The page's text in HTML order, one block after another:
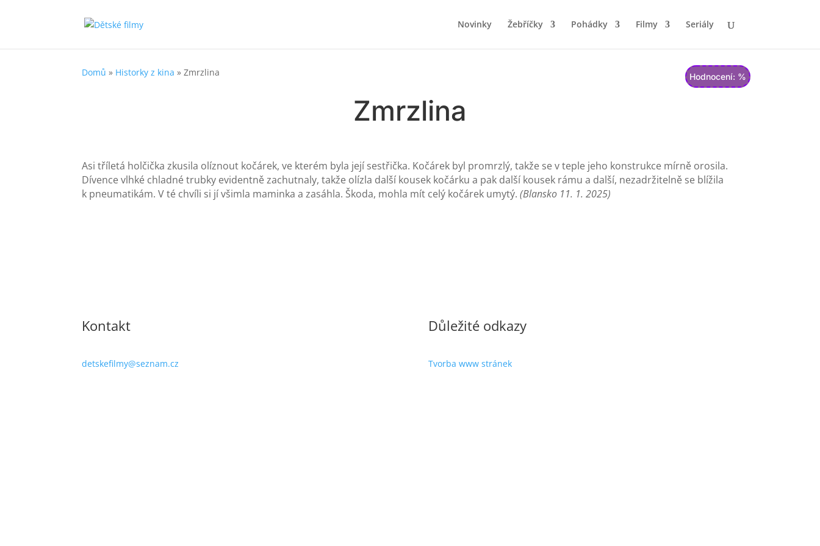
Novinky Žebříčky Pohádky Filmy Seriály
Hodnocení: %
Domů » Historky z kina »Zmrzlina
Zmrzlina
Asi tříletá holčička zkusila olíznout kočárek, ve kterém byla její sestřička. Kočárek byl promrzlý, takže se v teple jeho konstrukce mírně orosila.
Dívence vlhké chladné trubky evidentně zachutnaly, takže olízla další kousek kočárku a pak další kousek rámu a další, nezadržitelně se blížila
k pneumatikám. V té chvíli si jí všimla maminka a zasáhla. Škoda, mohla mít celý kočárek umytý.(Blansko 11. 1. 2025)
Kontakt
detskefilmy@seznam.cz
Důležité odkazy
Tvorba www stránek